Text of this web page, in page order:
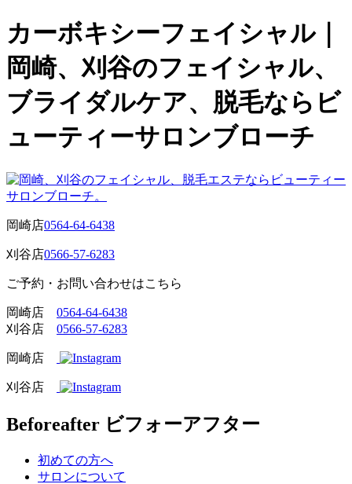
カーボキシーフェイシャル｜
岡崎、刈谷のフェイシャル、
ブライダルケア、脱毛ならビ
ューティーサロンブローチ
岡崎店0564-64-6438
刈谷店0566-57-6283
ご予約・お問い合わせはこちら
岡崎店 0564-64-6438
刈谷店 0566-57-6283
岡崎店
刈谷店
Beforeafter ビフォーアフター
初めての方へ
サロンについて